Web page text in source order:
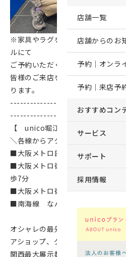
店舗一覧
店舗からのお
予約｜オンラ
予約｜来店予
おすすめコン
サービス
サポート
採用情報
※家具やラグをご検討のお客様は
ルにて
ご予約いただくとお待たせする事
皆様のご来店を、unico堀江スタ
ります。
---------------
【 unico堀江 】
＼各線からアクセス簡単／
■大阪メトロ四つ橋線 四ツ橋駅
■大阪メトロ御堂筋線・近鉄線
歩7分
■大阪メトロ御堂筋線 心斎橋駅
■南海線 なんば駅 徒歩18分
オシャレの最先端を取り入れたア
アショップ、グルメが勢揃い。
関西最大展示数を誇るunico堀江